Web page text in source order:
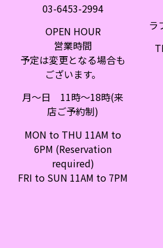
03-6453-2994
OPEN HOUR
営業時間
予定は変更となる場合も
ございます。
月〜日 11時〜18時(来
店ご予約制)
MON to THU 11AM to
6PM (Reservation
required)
FRI to SUN 11AM to 7PM
ラ